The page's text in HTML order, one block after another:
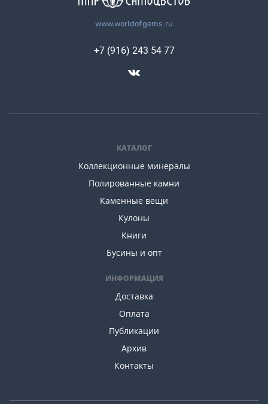
www.worldofgems.ru
КАТАЛОГ
Коллекционные минералы
Полированные камни
Каменные вещи
Кулоны
Книги
Бусины и опт
ИНФОРМАЦИЯ
Доставка
Оплата
Публикации
Архив
Контакты
+7 (916) 243 54 77